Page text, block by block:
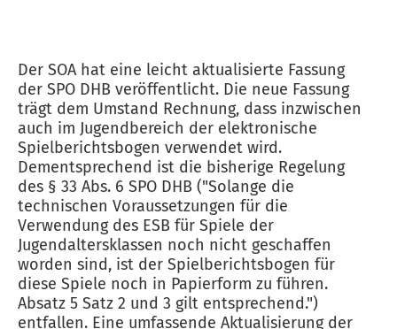
Der SOA hat eine leicht aktualisierte Fassung
der SPO DHB veröffentlicht. Die neue Fassung
trägt dem Umstand Rechnung, dass inzwischen
auch im Jugendbereich der elektronische
Spielberichtsbogen verwendet wird.
Dementsprechend ist die bisherige Regelung
des § 33 Abs. 6 SPO DHB ("Solange die
technischen Voraussetzungen für die
Verwendung des ESB für Spiele der
Jugendaltersklassen noch nicht geschaffen
worden sind, ist der Spielberichtsbogen für
diese Spiele noch in Papierform zu führen.
Absatz 5 Satz 2 und 3 gilt entsprechend.")
entfallen. Eine umfassende Aktualisierung der